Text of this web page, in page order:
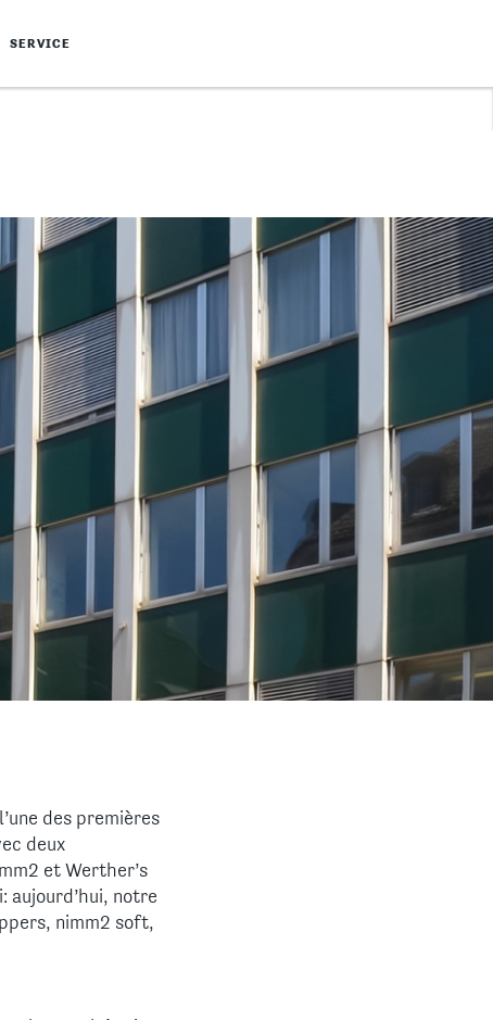
SERVICE
des premières
deux
et Werther’s
aujourd’hui, notre
nimm2 soft,